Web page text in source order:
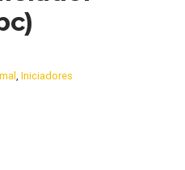
Iniciadores